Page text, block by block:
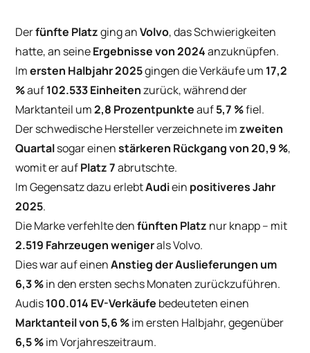
Derfünfte Platzging anVolvo, das Schwierigkeiten
hatte, an seineErgebnisse von 2024anzuknüpfen.
Imersten Halbjahr 2025gingen die Verkäufe um 17,2
%auf102.533 Einheitenzurück, während der
Marktanteil um2,8 Prozentpunkteauf5,7 %fiel.
Der schwedische Hersteller verzeichnete imzweiten
Quartalsogar einenstärkeren Rückgang von 20,9 %,
womit er aufPlatz 7abrutschte.
Im Gegensatz dazu erlebtAudiein positiveres Jahr
2025.
Die Marke verfehlte denfünften Platz nur knapp – mit
2.519 Fahrzeugen wenigerals Volvo.
Dies war auf einenAnstieg der Auslieferungen um
6,3 %in den ersten sechs Monaten zurückzuführen.
Audis100.014 EV-Verkäufe bedeuteten einen
Marktanteil von 5,6 %im ersten Halbjahr, gegenüber
6,5 %im Vorjahreszeitraum.